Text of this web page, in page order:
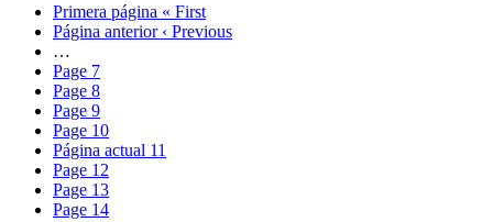
Primera página « First
Página anterior ‹ Previous
…
Page 7
Page 8
Page 9
Page 10
Página actual 11
Page 12
Page 13
Page 14